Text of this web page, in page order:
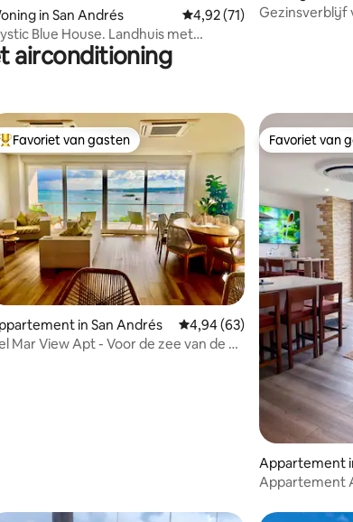
van 4,95 uit 5, 74 recensies
in San Andrés Gemiddelde beoordeling
4,92 (71)
Blue House. Landhuis met
Gezinsverblijf
airconditioning
van 4,84 uit 5, 138 recensies
Topfavoriet van gasten
Favoriet van gasten
in San Andrés Gemiddelde beoordeling
4,94 (63)
Mar View Apt - Voor de zee van de 7
Favoriet van
Favoriet van
Appartement
Appartement